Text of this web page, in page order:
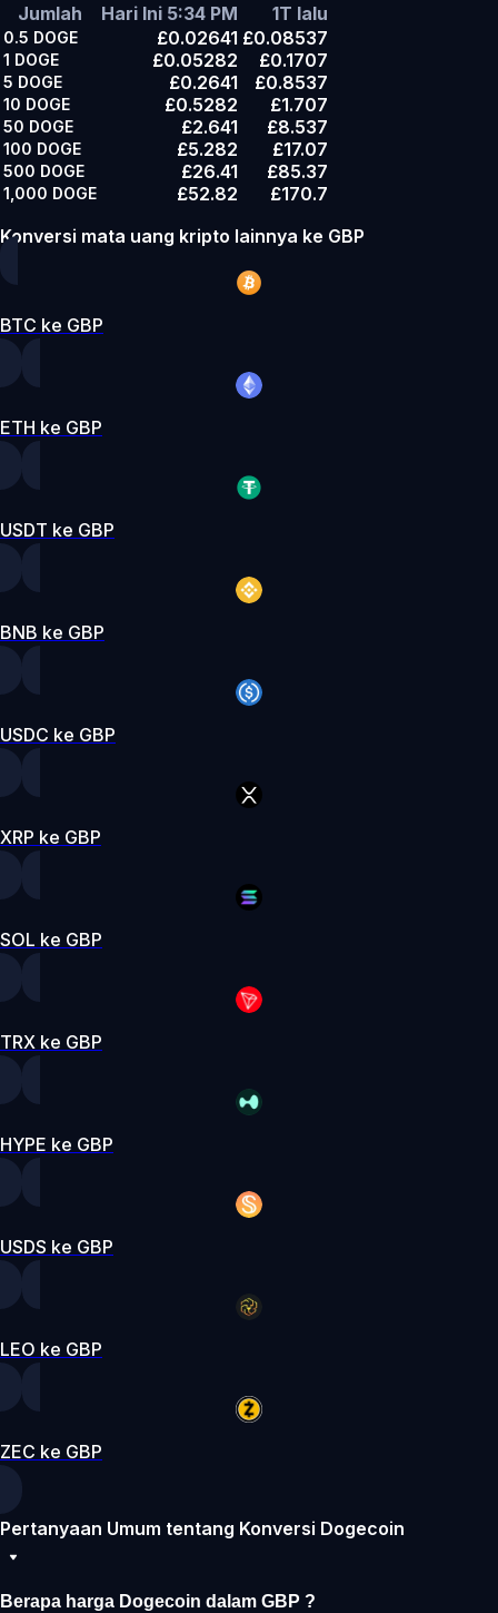
Jumlah
Hari Ini 5:34 PM 1T lalu
0.5 DOGE £0.02641 £0.08537
1 DOGE £0.05282 £0.1707
5 DOGE £0.2641 £0.8537
10 DOGE £0.5282 £1.707
50 DOGE £2.641 £8.537
100 DOGE £5.282 £17.07
500 DOGE £26.41 £85.37
1,000 DOGE £52.82
£170.7
Konversi mata uang kripto lainnya ke GBP
BTC ke GBP
ETH ke GBP
USDT ke GBP
BNB ke GBP
USDC ke GBP
XRP ke GBP
SOL ke GBP
TRX ke GBP
HYPE ke GBP
USDS ke GBP
LEO ke GBP
ZEC ke GBP
Pertanyaan Umum tentang Konversi Dogecoin
Berapa harga Dogecoin dalam GBP ?